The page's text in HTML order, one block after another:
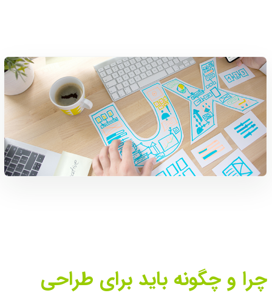
چرا و چگونه باید برای طراحی